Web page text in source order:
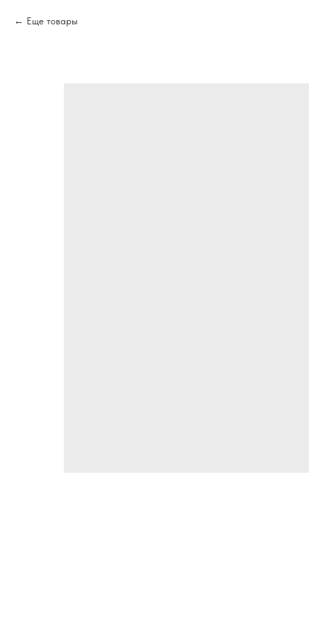
Еще товары